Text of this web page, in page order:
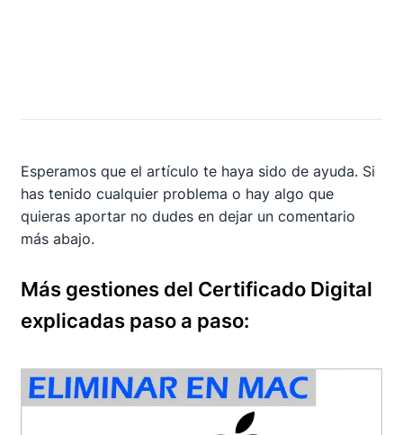
Esperamos que el artículo te haya sido de ayuda. Si
has tenido cualquier problema o hay algo que
quieras aportar no dudes en dejar un comentario
más abajo.
Más gestiones del Certificado Digital
explicadas paso a paso: